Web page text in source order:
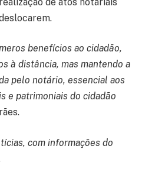
benefícios ao cidadão,
à distância, mas mantendo a
pelo notário, essencial aos
e patrimoniais do cidadão
com informações do